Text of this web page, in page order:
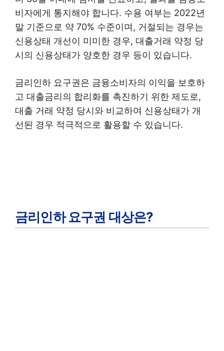
비자에게 통지해야 합니다. 수용 여부는 2022년
말 기준으로 약 70% 수준이며, 거절되는 경우는
신용상태 개선이 미미한 경우, 대출거래 약정 당
시의 신용상태가 양호한 경우 등이 있습니다.
금리인하 요구권은 금융소비자의 이익을 보호하
고 대출금리의 합리화를 촉진하기 위한 제도로,
대출 거래 약정 당시와 비교하여 신용상태가 개
선된 경우 적극적으로 활용할 수 있습니다.
금리인하 요구권 대상은?